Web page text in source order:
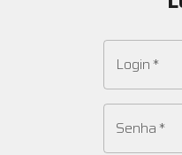
Login*
Senha*